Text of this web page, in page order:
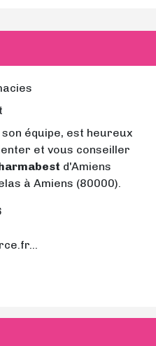
équipe, est heureux
et vous conseiller
d'Amiens
à Amiens (80000).